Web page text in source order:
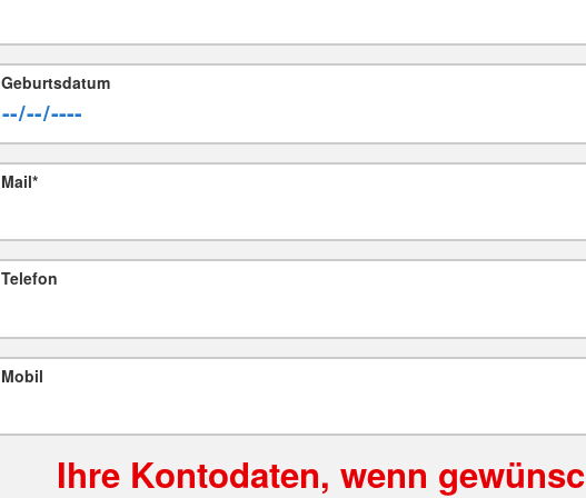
Geburtsdatum
Mail*
Telefon
Mobil
Ihre Kontodaten, wenn